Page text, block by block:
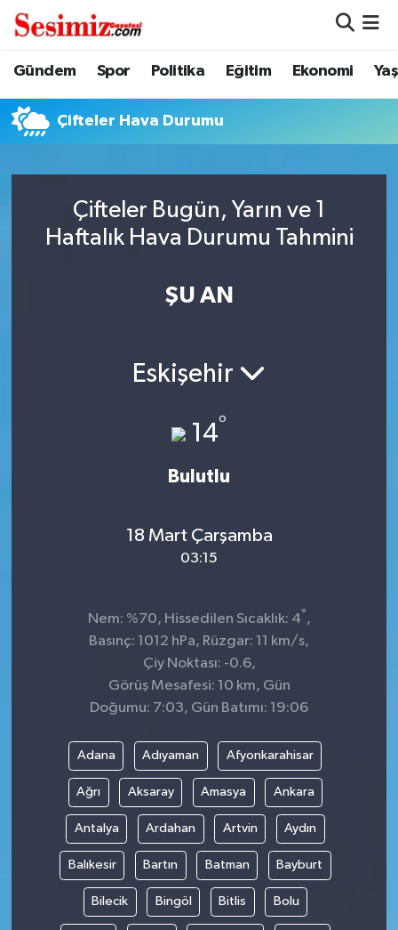
Gündem Spor Politika Eğitim Ekonomi
Çifteler Hava Durumu
Çifteler Bugün, Yarın ve 1
Haftalık Hava Durumu Tahmini
ŞU AN
Eskişehir
14°
Bulutlu
18 Mart Çarşamba
03:15
Nem: %70, Hissedilen Sıcaklık: 4° ,
Basınç: 1012 hPa, Rüzgar: 11 km/s,
Çiy Noktası: -0.6,
Görüş Mesafesi: 10 km, Gün
Doğumu: 7:03, Gün Batımı: 19:06
Adana Adıyaman Afyonkarahisar
Ağrı Aksaray Amasya Ankara
Antalya Ardahan Artvin Aydın
Balıkesir Bartın Batman Bayburt
Bilecik Bingöl Bitlis Bolu
Dünya
Eğitim
Genel
Gündem
Nöbetçi Eczaneler
Hava Durumu
Trafik Durumu
Süper Lig Puan Durumu ve Fikstür